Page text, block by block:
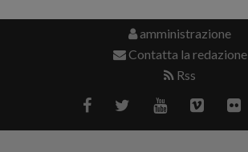
amministrazione
Contatta la redazione
Rss